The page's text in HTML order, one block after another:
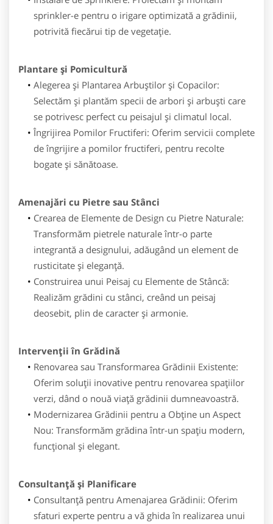
sprinkler-e pentru o irigare optimizată a grădinii,
potrivită fiecărui tip de vegetație.
Plantare și Pomicultură
Alegerea și Plantarea Arbuștilor și Copacilor:
Selectăm și plantăm specii de arbori și arbuști care
se potrivesc perfect cu peisajul și climatul local.
Îngrijirea Pomilor Fructiferi: Oferim servicii complete
de îngrijire a pomilor fructiferi, pentru recolte
bogate și sănătoase.
Amenajări cu Pietre sau Stânci
Crearea de Elemente de Design cu Pietre Naturale:
Transformăm pietrele naturale într-o parte
integrantă a designului, adăugând un element de
rusticitate și eleganță.
Construirea unui Peisaj cu Elemente de Stâncă:
Realizăm grădini cu stânci, creând un peisaj
deosebit, plin de caracter și armonie.
Intervenții în Grădină
Renovarea sau Transformarea Grădinii Existente:
Oferim soluții inovative pentru renovarea spațiilor
verzi, dând o nouă viață grădinii dumneavoastră.
Modernizarea Grădinii pentru a Obține un Aspect
Nou: Transformăm grădina într-un spațiu modern,
funcțional și elegant.
Consultanță și Planificare
Consultanță pentru Amenajarea Grădinii: Oferim
sfaturi experte pentru a vă ghida în realizarea unui